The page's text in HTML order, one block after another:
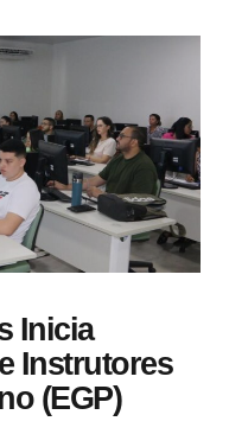
Inicia
Instrutores
(EGP)